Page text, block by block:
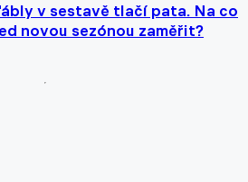
v sestavě tlačí pata. Na co
novou sezónou zaměřit?